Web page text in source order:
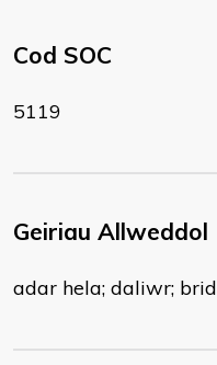
Cod SOC
5119
Geiriau Allweddol
adar hela; daliwr;